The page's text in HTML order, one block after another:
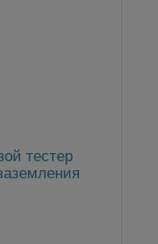
тестер